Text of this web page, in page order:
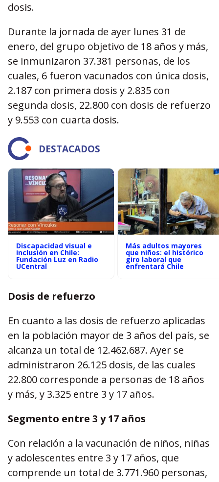
dosis.
Durante la jornada de ayer lunes 31 de
enero, del grupo objetivo de 18 años y más,
se inmunizaron 37.381 personas, de los
cuales, 6 fueron vacunados con única dosis,
2.187 con primera dosis y 2.835 con
segunda dosis, 22.800 con dosis de refuerzo
y 9.553 con cuarta dosis.
DESTACADOS
Discapacidad visual e
inclusión en Chile:
Fundación Luz en Radio
UCentral
Más adultos mayores
que niños: el histórico
giro laboral que
enfrentará Chile
Dosis de refuerzo
En cuanto a las dosis de refuerzo aplicadas
en la población mayor de 3 años del país, se
alcanza un total de 12.462.687. Ayer se
administraron 26.125 dosis, de las cuales
22.800 corresponde a personas de 18 años
y más, y 3.325 entre 3 y 17 años.
Segmento entre 3 y 17 años
Con relación a la vacunación de niños, niñas
y adolescentes entre 3 y 17 años, que
comprende un total de 3.771.960 personas,